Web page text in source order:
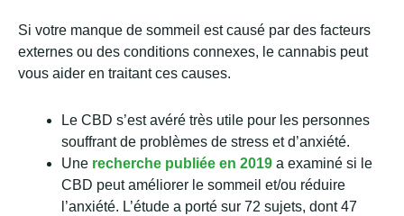
Si votre manque de sommeil est causé par des facteurs
externes ou des conditions connexes, le cannabis peut
vous aider en traitant ces causes.
Le CBD s’est avéré très utile pour les personnes
souffrant de problèmes de stress et d’anxiété.
Une recherche publiée en 2019 a examiné si le
CBD peut améliorer le sommeil et/ou réduire
l’anxiété. L’étude a porté sur 72 sujets, dont 47